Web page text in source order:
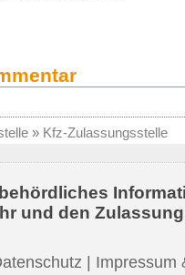
» Kfz-Zulassungsstelle
und den
| Impressum